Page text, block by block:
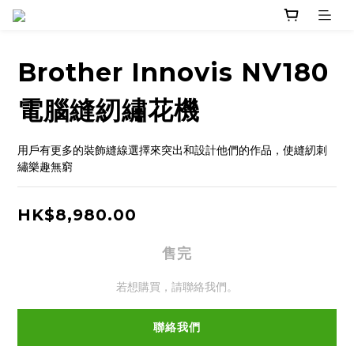
Brother Innovis NV180
電腦縫紉繡花機
用戶有更多的裝飾縫線選擇來突出和設計他們的作品，使縫紉刺
繡樂趣無窮
HK$8,980.00
售完
若想購買，請聯絡我們。
聯絡我們